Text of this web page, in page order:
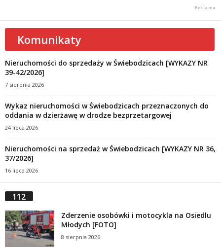
Komunikaty
Nieruchomości do sprzedaży w Świebodzicach [WYKAZY NR
39-42/2026]
7 sierpnia 2026
Wykaz nieruchomości w Świebodzicach przeznaczonych do
oddania w dzierżawę w drodze bezprzetargowej
24 lipca 2026
Nieruchomości na sprzedaż w Świebodzicach [WYKAZY NR 36,
37/2026]
16 lipca 2026
112
Zderzenie osobówki i motocykla na Osiedlu
Młodych [FOTO]
8 sierpnia 2026